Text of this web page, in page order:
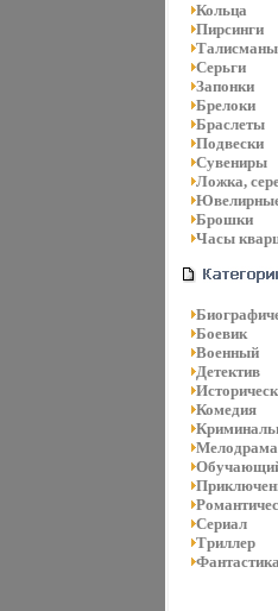
Кольца
Пирсинги
Талисманы
Серьги
Запонки
Брелоки
Браслеты
Подвески
Сувениры
Ложка,
Брошки
Часы
Боевик
Военный
Детектив
Комедия
Мелодрама
Сериал
Триллер
Фантастика